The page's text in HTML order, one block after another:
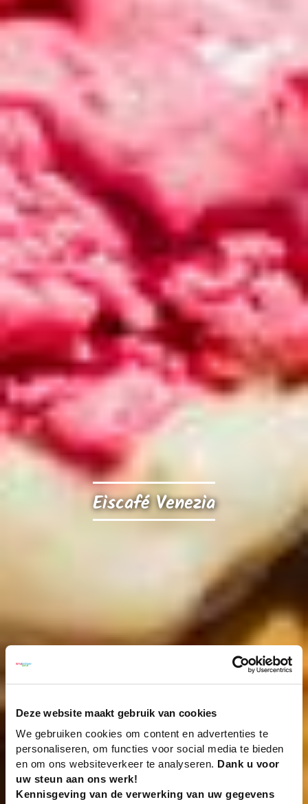
Deze website maakt gebruik van cookies
We gebruiken cookies om content en advertenties te
personaliseren, om functies voor social media te bieden
en om ons websiteverkeer te analyseren. Dank u voor
uw steun aan ons werk!
Kennisgeving van de verwerking van uw gegevens
Eiscafé Venezia